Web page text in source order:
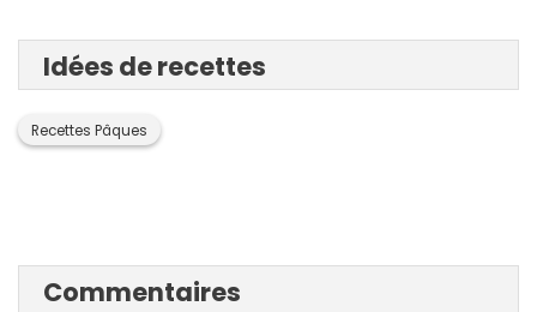
Idées de recettes
Recettes Pâques
Commentaires